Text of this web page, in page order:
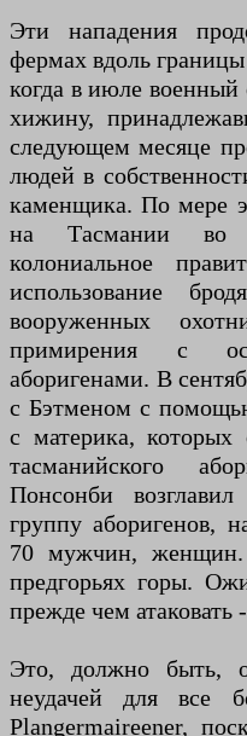
Эти нападения
фермах вдоль
когда в июле военный
хижину,
следующем месяце
людей в
каменщика. По мере
на Тасмании во
колониальное
использование
вооруженных
примирения с
аборигенами. В
с Бэтменом с
с материка,
тасманийского
Понсонби
группу аборигенов,
70 мужчин,
предгорьях горы.
прежде чем атаковать
Это, должно быть,
неудачей для все
Plangermaireener,